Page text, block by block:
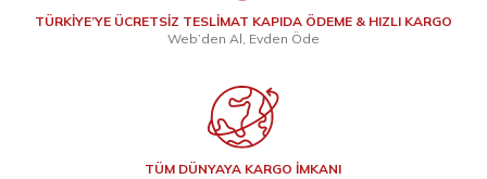
TÜRKİYE’YE ÜCRETSİZ TESLİMAT KAPIDA ÖDEME & HIZLI KARGO
Web’den Al, Evden Öde
TÜM DÜNYAYA KARGO İMKANI